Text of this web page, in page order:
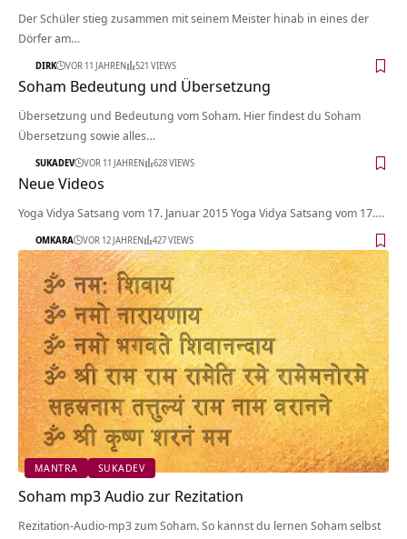
Der Schüler stieg zusammen mit seinem Meister hinab in eines der
Dörfer am…
DIRK VOR 11 JAHREN 521 VIEWS
Soham Bedeutung und Übersetzung
Übersetzung und Bedeutung vom Soham. Hier findest du Soham
Übersetzung sowie alles…
SUKADEV VOR 11 JAHREN 628 VIEWS
Neue Videos
Yoga Vidya Satsang vom 17. Januar 2015 Yoga Vidya Satsang vom 17.…
OMKARA VOR 12 JAHREN 427 VIEWS
MANTRA SUKADEV
Soham mp3 Audio zur Rezitation
Rezitation-Audio-mp3 zum Soham. So kannst du lernen Soham selbst